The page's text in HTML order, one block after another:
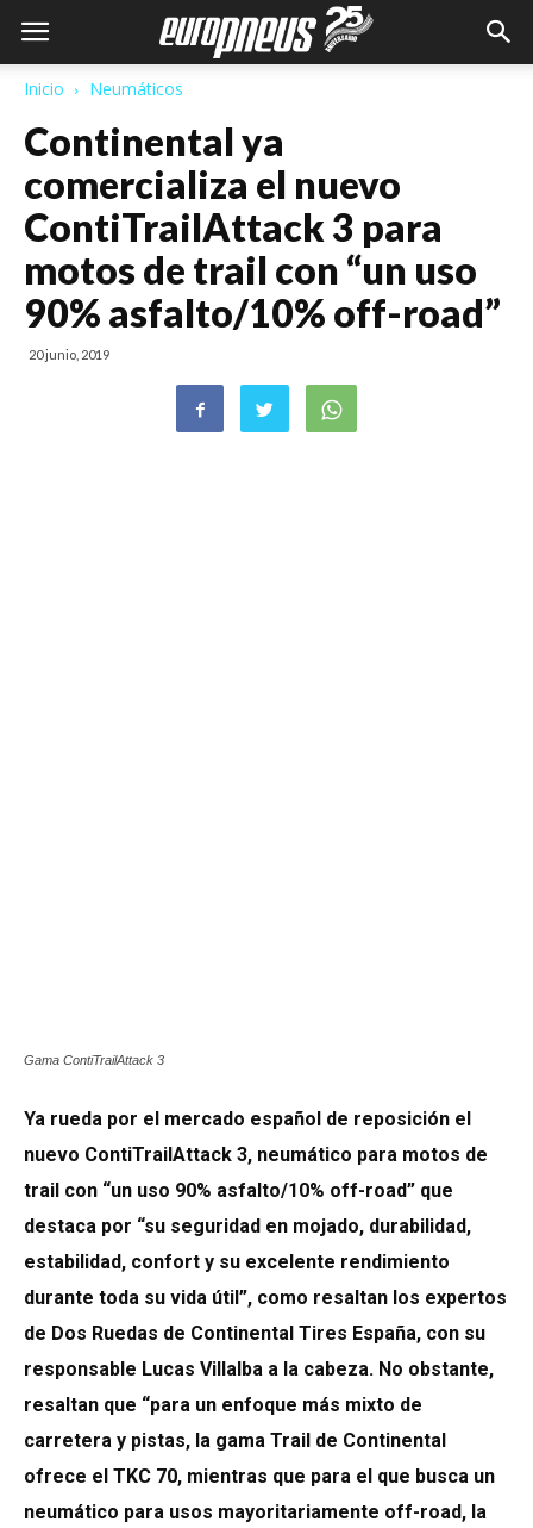
Inicio Neumáticos
Continental ya
comercializa el nuevo
ContiTrailAttack 3 para
motos de trail con “un uso
90% asfalto/10% off-road”
20 junio, 2019
Gama ContiTrailAttack 3
Ya rueda por el mercado español de reposición el
nuevo ContiTrailAttack 3, neumático para motos de
trail con “un uso 90% asfalto/10% off-road” que
destaca por “su seguridad en mojado, durabilidad,
estabilidad, confort y su excelente rendimiento
durante toda su vida útil”, como resaltan los expertos
de Dos Ruedas de Continental Tires España, con su
responsable Lucas Villalba a la cabeza. No obstante,
resaltan que “para un enfoque más mixto de
carretera y pistas, la gama Trail de Continental
ofrece el TKC 70, mientras que para el que busca un
neumático para usos mayoritariamente off-road, la